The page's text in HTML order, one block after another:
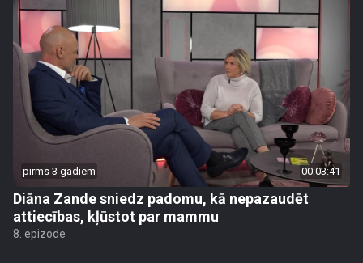
pirms 3 gadiem 00:03:41
Diāna Zande sniedz padomu, kā nepazaudēt
attiecības, kļūstot par mammu
8. epizode